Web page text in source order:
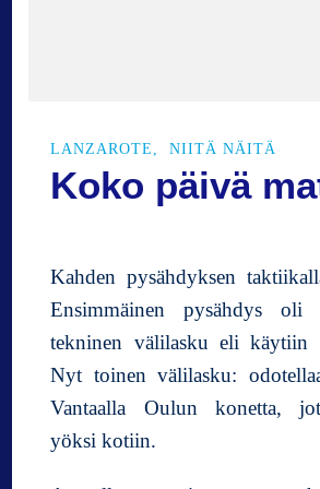
a
s
LANZAROTE NIITÄ NÄITÄ
Koko päivä
Kahden pysähdyksen
Ensimmäinen pysähdys oli
tekninen välilasku eli käytiin
Nyt toinen välilasku:
Vantaalla Oulun konetta,
yöksi kotiin.